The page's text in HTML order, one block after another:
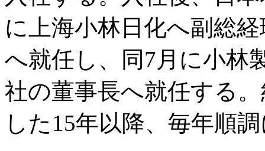
に上海小林日化へ副総
へ就任し、同7月に小林
社の董事長へ就任する
した15年以降、毎年順